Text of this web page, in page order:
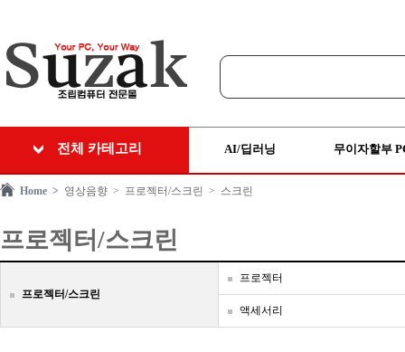
전체 카테고리 AI/딥러닝 무이자할부
Home > 영상음향 > 프로젝터/스크린 > 스크린
프로젝터/스크린
프로젝터/스크린
프로젝터
액세서리